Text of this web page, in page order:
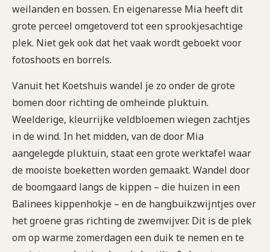
weilanden en bossen. En eigenaresse Mia heeft dit
grote perceel omgetoverd tot een sprookjesachtige
plek. Niet gek ook dat het vaak wordt geboekt voor
fotoshoots en borrels.
Vanuit het Koetshuis wandel je zo onder de grote
bomen door richting de omheinde pluktuin.
Weelderige, kleurrijke veldbloemen wiegen zachtjes
in de wind. In het midden, van de door Mia
aangelegde pluktuin, staat een grote werktafel waar
de mooiste boeketten worden gemaakt. Wandel door
de boomgaard langs de kippen – die huizen in een
Balinees kippenhokje – en de hangbuikzwijntjes over
het groene gras richting de zwemvijver. Dit is de plek
om op warme zomerdagen een duik te nemen en te